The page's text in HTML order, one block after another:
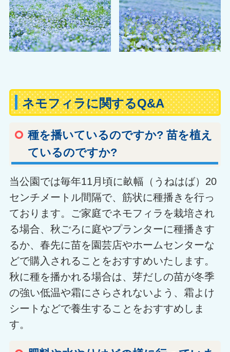
ネモフィラに関するQ&A
種を播いているのですか? 苗を植え
ているのですか?
当公園では毎年11月頃に畝幅（うねはば）20
センチメートル間隔で、筋状に種播きを行っ
ております。ご家庭でネモフィラを栽培され
る場合、秋ごろに庭やプランターに種播きす
るか、春先に苗を園芸店やホームセンターな
どで購入されることをおすすめいたします。
秋に種を播かれる場合は、芽だしの苗が冬季
の強い低温や霜にさらされないよう、霜よけ
シートなどで養生することをおすすめしま
す。